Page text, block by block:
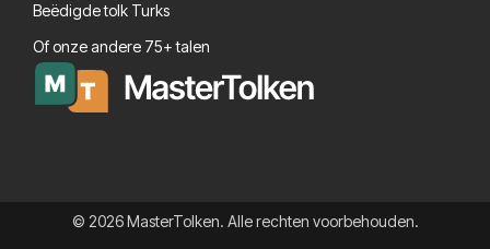
Beëdigde tolk Turks
Of onze andere 75+ talen
© 2026 MasterTolken. Alle rechten voorbehouden.